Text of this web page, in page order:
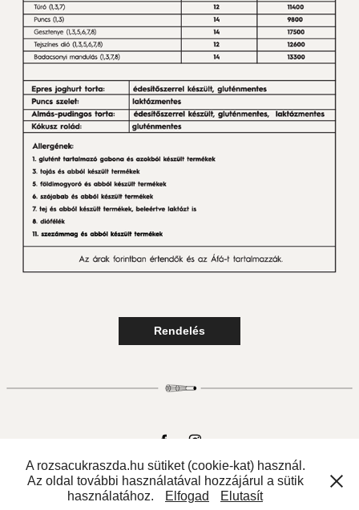
Rendelés
Copyright © 2025 Rózsa Cukrászat kft. All rights reserved. I
Adatvédelmi tájékoztató
A rozsacukraszda.hu sütiket (cookie-kat) használ.
Az oldal további használatával hozzájárul a sütik
használatához.
Elfogad Elutasít